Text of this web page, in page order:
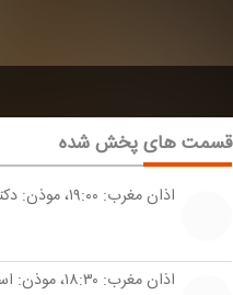
قسمت های پخش شده
اذان مغرب: ۱۹:۰۰، موذن: دكتر حسین كرمی
اذان مغرب: ۱۸:۳۰، موذن: استاد سید محسن خدام حسینی